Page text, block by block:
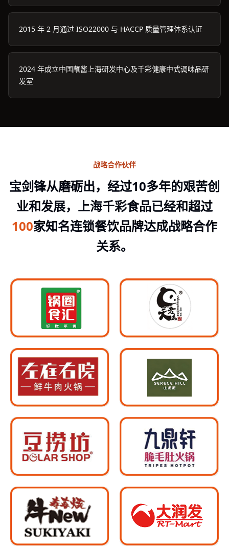
2015 年 2 月通过 ISO22000 与 HACCP 质量管理体系认证
2024 年成立中国蘸酱上海研发中心及千彩健康中式调味品研
发室
战略合作伙伴
宝剑锋从磨砺出，经过10多年的艰苦创
业和发展，上海千彩食品已经和超过
100家知名连锁餐饮品牌达成战略合作
关系。